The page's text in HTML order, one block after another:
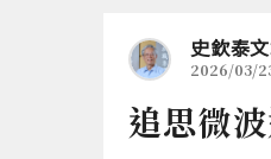
史欽泰
2026/03/
追思微